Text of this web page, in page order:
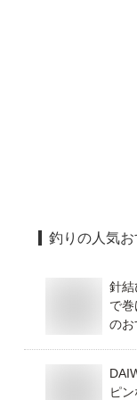
釣り の人気
針結
で
のお
ピ